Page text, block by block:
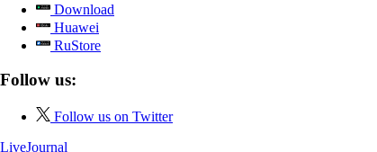
Download
Huawei
RuStore
Follow us:
Follow us on Twitter
LiveJournal